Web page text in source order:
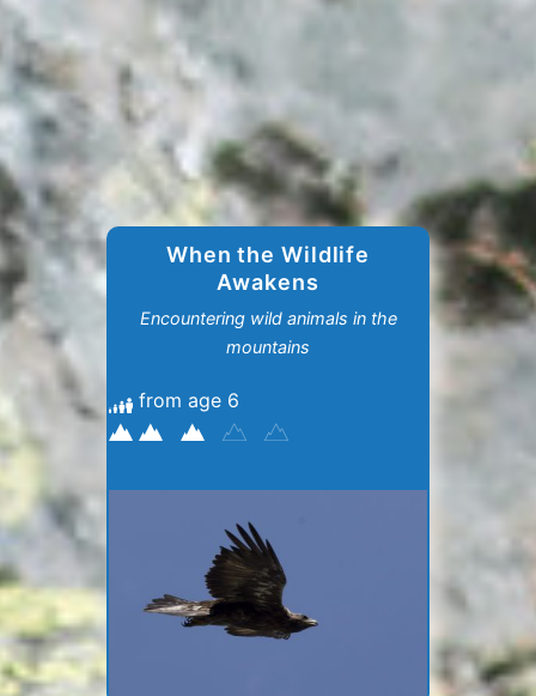
When the Wildlife
Awakens
Encountering wild animals in the
mountains
from age 6